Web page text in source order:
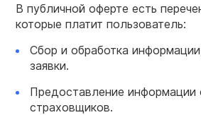
В публичной оферте есть
которые платит пользователь:
Сбор и обработка
заявки.
Предоставление информации
страховщиков.